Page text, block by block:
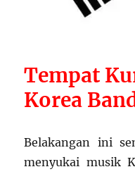
Tempat
Korea
Belakangan ini
menyukai musik